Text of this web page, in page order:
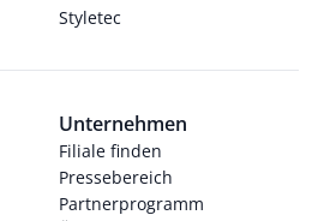
Styletec
Unternehmen
Filiale finden
Pressebereich
Partnerprogramm